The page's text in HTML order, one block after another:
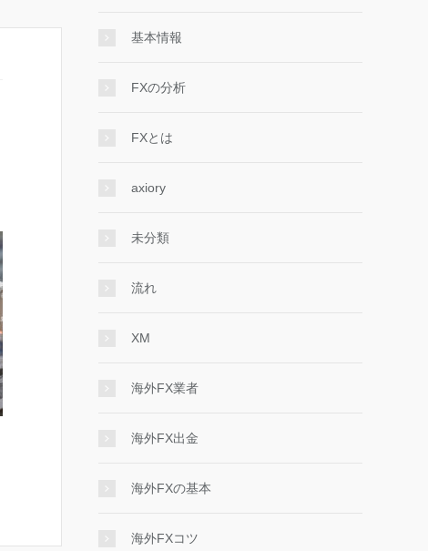
基本情報
FXの分析
FXとは
axiory
未分類
流れ
XM
海外FX業者
海外FX出金
海外FXの基本
海外FXコツ